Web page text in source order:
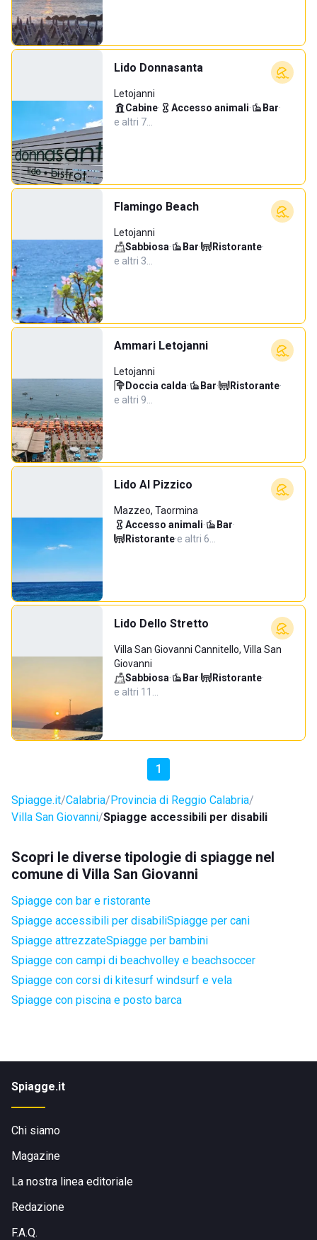
Lido Donnasanta
Letojanni
Cabine· Accesso animali· Bar·
e altri 7…
Flamingo Beach
Letojanni
Sabbiosa· Bar· Ristorante·
e altri 3…
Ammari Letojanni
Letojanni
Doccia calda· Bar· Ristorante·
e altri 9…
Lido Al Pizzico
Mazzeo, Taormina
Accesso animali· Bar·
Ristorante·e altri 6…
Lido Dello Stretto
Villa San Giovanni Cannitello, Villa San
Giovanni
Sabbiosa· Bar· Ristorante·
e altri 11…
1
Spiagge.it Calabria Provincia di Reggio Calabria
Villa San Giovanni Spiagge accessibili per disabili
Scopri le diverse tipologie di spiagge nel
comune di Villa San Giovanni
Spiagge con bar e ristorante
Spiagge accessibili per disabiliSpiagge per cani
Spiagge attrezzateSpiagge per bambini
Spiagge con campi di beachvolley e beachsoccer
Spiagge con corsi di kitesurf windsurf e vela
Spiagge con piscina e posto barca
Spiagge.it
Chi siamo
Magazine
La nostra linea editoriale
Redazione
F.A.Q.